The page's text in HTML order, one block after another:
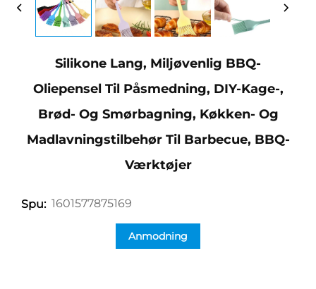
Silikone Lang, Miljøvenlig BBQ-
Oliepensel Til Påsmedning, DIY-Kage-,
Brød- Og Smørbagning, Køkken- Og
Madlavningstilbehør Til Barbecue, BBQ-
Værktøjer
Spu: 1601577875169
Anmodning